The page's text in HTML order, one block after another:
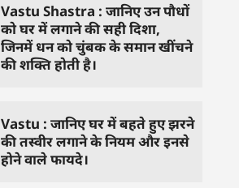
Vastu Shastra : जानिए उन पौधों
को घर में लगाने की सही दिशा,
जिनमें धन को चुंबक के समान खींचने
की शक्ति होती है।
Vastu : जानिए घर में बहते हुए झरने
की तस्वीर लगाने के नियम और इनसे
होने वाले फायदे।